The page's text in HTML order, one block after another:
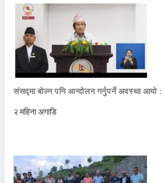
संसद्मा बोल्न पनि आन्दोलन गर्नुपर्ने अवस्था आयो :
२ महिना अगाडि